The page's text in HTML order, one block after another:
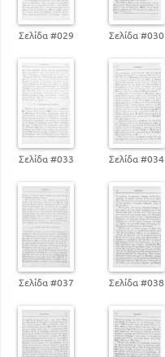
Σελίδα #029 Σελίδα #030
Σελίδα #033 Σελίδα #034
Σελίδα #037 Σελίδα #038